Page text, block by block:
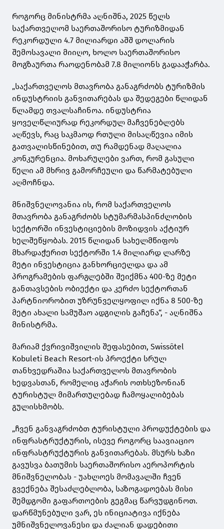
როგორც მინისტრმა აღნიშნა, 2025 წელს
საქართველომ საერთაშორისო ტურიზმიდან
რეკორდული 4.7 მილიარდი აშშ დოლარის
შემოსავალი მიიღო, ხოლო საერთაშორისო
მოგზაურთა რაოდენობამ 7.8 მილიონს გადააჭარბა.
„საქართველოს მთავრობა განაგრძობს ტურიზმის
ინდუსტრიის განვითარებას და შედეგები წლიდან
წლამდე თვალსაჩინოა. ინდუსტრია
ყოველწლიურად რეკორდულ მაჩვენებლებს
აღწევს, რაც საკმაოდ რთული მისაღწევია იმის
გათვალისწინებით, თუ რამდენად მაღალია
კონკურენცია. მოხარულები ვართ, რომ გასული
წელი ამ მხრივ გამორჩეული და წარმატებული
აღმოჩნდა.
მნიშვნელოვანია ის, რომ საქართველოს
მთავრობა განაგრძობს სტუმარმასპინძლობის
სექტორში ინვესტიციების მოზიდვის აქტიურ
ხელშეწყობას. 2015 წლიდან სახელმწიფოს
მხარდაჭერით სექტორში 1.4 მილიარდ ლარზე
მეტი ინვესტიცია განხორციელდა და ამ
პროგრამების ფარგლებში შეიქმნა 400-ზე მეტი
განთავსების ობიექტი და კერძო სექტორთან
პარტნიორობით უზრუნველყოფილ იქნა 8 500-ზე
მეტი ახალი სამუშაო ადგილის გაჩენა“, - აღნიშნა
მინისტრმა.
მარიამ ქვრივიშვილის შეფასებით, Swissôtel
Kobuleti Beach Resort-ის პროექტი სრულ
თანხვედრაშია საქართველოს მთავრობის
ხედვასთან, რომელიც აჭარის ოთხსეზონიან
ტურისტულ მიმართულებად ჩამოყალიბებას
გულისხმობს.
„ჩვენ განვაგრძობთ ტურისტული პროდუქტების და
ინფრასტრუქტურის, ისევე როგორც საავიაციო
ინფრასტრუქტურის განვითარებას. მსურს ხაზი
გავუსვა ბათუმის საერთაშორისო აეროპორტის
მნიშვნელობას - უახლოეს მომავალში ჩვენ
გვექნება შესაძლებლობა, საზოგადოებას მისი
შემდგომი გაფართოების გეგმაც წარვუდგინოთ.
დარწმუნებული ვარ, ეს ინიციატივა იქნება
უმნიშვნელოვანესი და ძალიან დადებითი